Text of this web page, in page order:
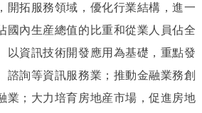
開拓服務領域，優化行業結構，進一
國內生産總值的比重和從業人員佔全
以資訊技術開發應用為基礎，重點發
諮詢等資訊服務業；推動金融業務創
業；大力培育房地産市場，促進房地